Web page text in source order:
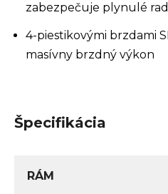
zabezpečuje plynulé
4-piestikovými brzdami
masívny brzdný výkon
Špecifikácia
RÁM